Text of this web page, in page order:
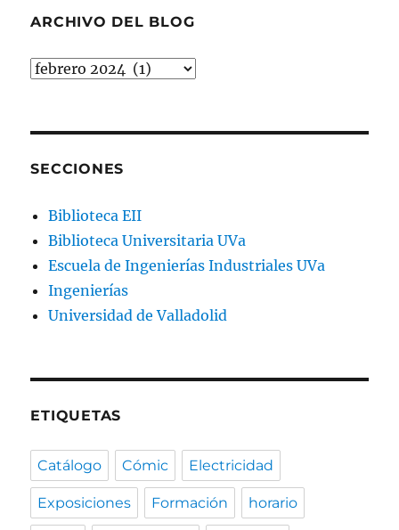
ARCHIVO DEL BLOG
Archivo
SECCIONES
Biblioteca EII
Biblioteca Universitaria UVa
Escuela de Ingenierías Industriales UVa
Ingenierías
Universidad de Valladolid
ETIQUETAS
Catálogo Cómic Electricidad
Exposiciones Formación horario